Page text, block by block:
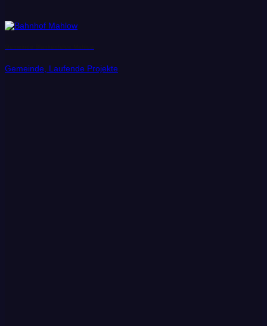
Gemeinde, Laufende Projekte